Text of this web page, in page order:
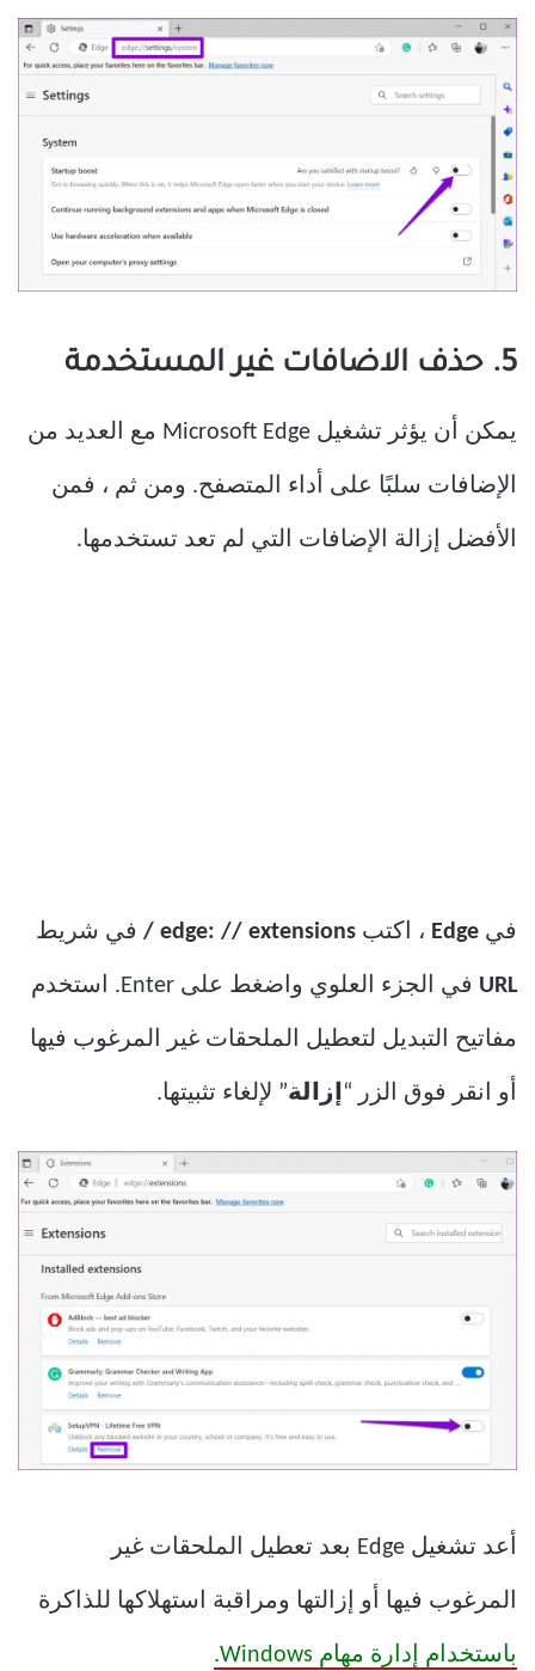
5. حذف الاضافات غير المستخدمة
يمكن أن يؤثر تشغيل Microsoft Edge مع العديد من
الإضافات سلبًا على أداء المتصفح. ومن ثم ، فمن
الأفضل إزالة الإضافات التي لم تعد تستخدمها.
في Edge ، اكتب في شريط
URL في الجزء العلوي واضغط على Enter. استخدم
مفاتيح التبديل لتعطيل الملحقات غير المرغوب فيها
أو انقر فوق الزر “ إزالة” لإلغاء تثبيتها.
أعد تشغيل Edge بعد تعطيل الملحقات غير
المرغوب فيها أو إزالتها ومراقبة استهلاكها للذاكرة
باستخدام إدارة مهام Windows.